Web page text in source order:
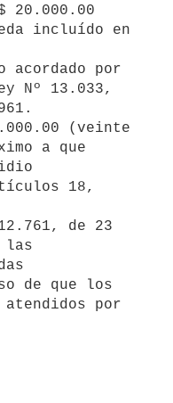
20.000.00
incluído en
por
Nº 13.033,
a que
18,
de 23
las
de que los
por